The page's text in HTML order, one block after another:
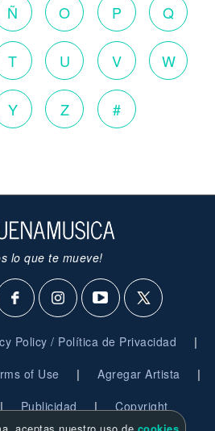
Ñ O P Q
T U V W
Y Z #
lo que te mueve!
Policy / Política de Privacidad |
of Use | Agregar Artista |
| Publicidad | Copyright